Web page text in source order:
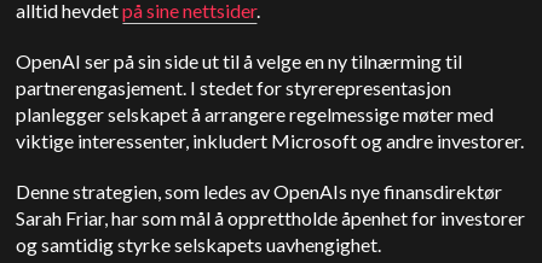
alltid hevdetpå sine nettsider.
OpenAI ser på sin side ut til å velge en ny tilnærming til
partnerengasjement. I stedet for styrerepresentasjon
planlegger selskapet å arrangere regelmessige møter med
viktige interessenter, inkludert Microsoft og andre investorer.
Denne strategien, som ledes av OpenAIs nye finansdirektør
Sarah Friar, har som mål å opprettholde åpenhet for investorer
og samtidig styrke selskapets uavhengighet.